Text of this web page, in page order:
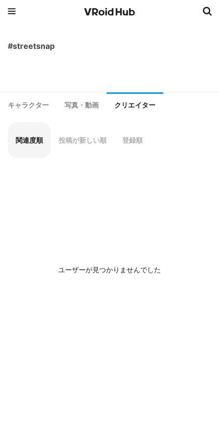
#streetsnap
キャラクター 写真・動画 クリエイター
関連度順 投稿が新しい順 登録順
ユーザーが見つかりませんでした